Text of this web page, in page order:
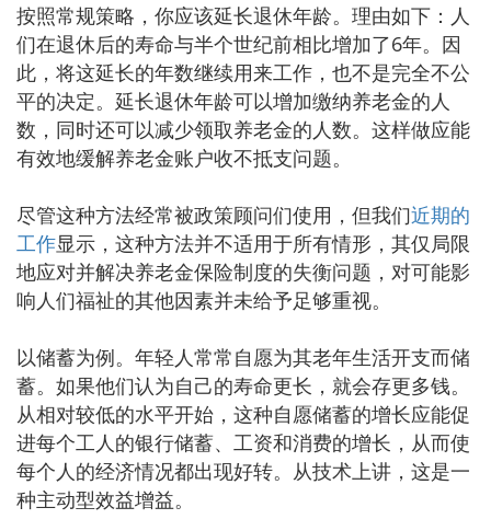
按照常规策略，你应该延长退休年龄。理由如下：人
们在退休后的寿命与半个世纪前相比增加了6年。因
此，将这延长的年数继续用来工作，也不是完全不公
平的决定。延长退休年龄可以增加缴纳养老金的人
数，同时还可以减少领取养老金的人数。这样做应能
有效地缓解养老金账户收不抵支问题。
尽管这种方法经常被政策顾问们使用，但我们近期的
工作显示，这种方法并不适用于所有情形，其仅局限
地应对并解决养老金保险制度的失衡问题，对可能影
响人们福祉的其他因素并未给予足够重视。
以储蓄为例。年轻人常常自愿为其老年生活开支而储
蓄。如果他们认为自己的寿命更长，就会存更多钱。
从相对较低的水平开始，这种自愿储蓄的增长应能促
进每个工人的银行储蓄、工资和消费的增长，从而使
每个人的经济情况都出现好转。从技术上讲，这是一
种主动型效益增益。